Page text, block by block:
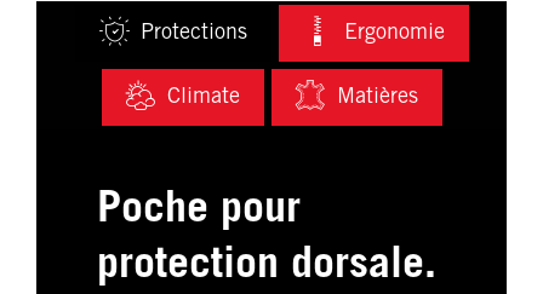
Protections Ergonomie
Climate Matières
Poche pour
protection dorsale.